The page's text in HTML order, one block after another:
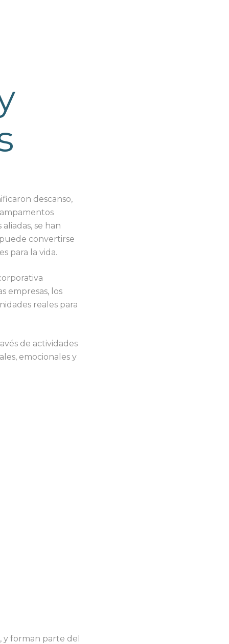
descanso,
se han
convertirse
para la vida.
empresas, los
reales para
de actividades
emocionales y
y forman parte del